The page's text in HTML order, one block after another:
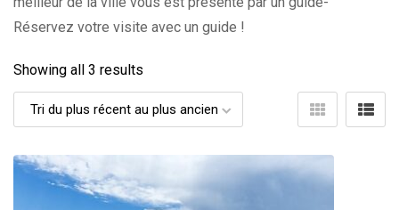
Réservez votre visite avec un guide !
Showing all 3 results